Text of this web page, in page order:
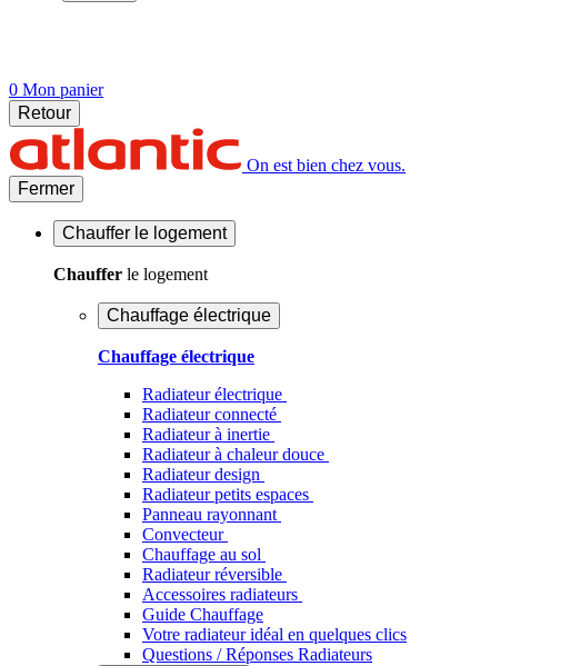
0 Mon panier
Retour
On est bien chez vous.
Fermer
Chauffer le logement
Chauffer le logement
Chauffage électrique
Chauffage électrique
Radiateur électrique
Radiateur connecté
Radiateur à inertie
Radiateur à chaleur douce
Radiateur design
Radiateur petits espaces
Panneau rayonnant
Convecteur
Chauffage au sol
Radiateur réversible
Accessoires radiateurs
Guide Chauffage
Votre radiateur idéal en quelques clics
Questions / Réponses Radiateurs